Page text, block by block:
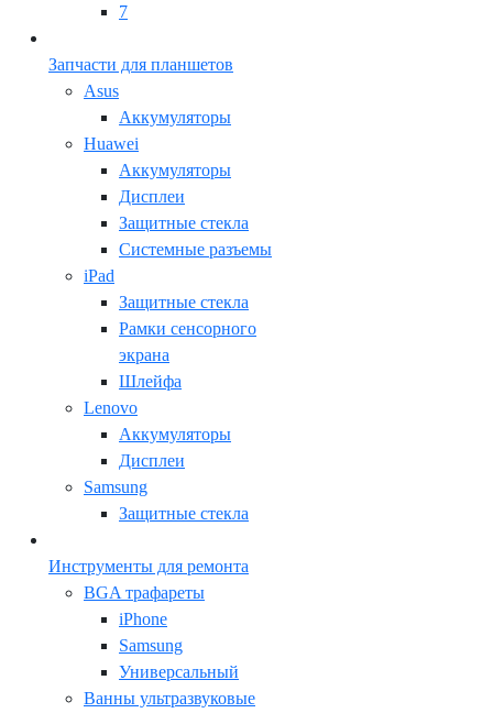
7
Запчасти для планшетов
Asus
Аккумуляторы
Huawei
Аккумуляторы
Дисплеи
Защитные стекла
Системные разъемы
iPad
Защитные стекла
Рамки сенсорного
экрана
Шлейфа
Lenovo
Аккумуляторы
Дисплеи
Samsung
Защитные стекла
Инструменты для ремонта
BGA трафареты
iPhone
Samsung
Универсальный
Ванны ультразвуковые